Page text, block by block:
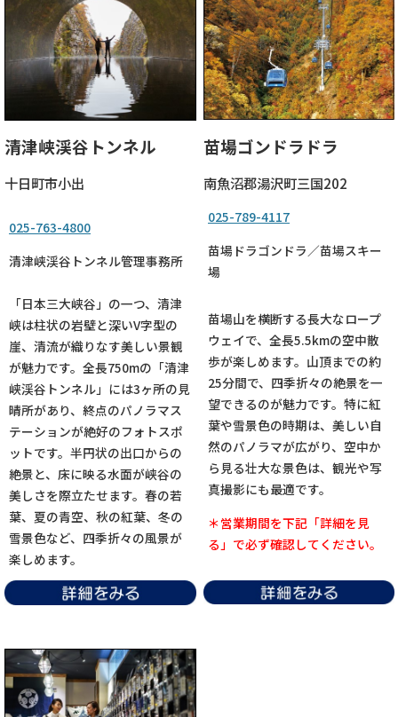
清津峡渓谷トンネル 苗場ゴンドラドラ
十日町市小出 南魚沼郡湯沢町三国202
025-763-4800
清津峡渓谷トンネル管理事務所
025-789-4117
苗場ドラゴンドラ／苗場スキー
場
「日本三大峡谷」の一つ、清津
峡は柱状の岩壁と深いV字型の
崖、清流が織りなす美しい景観
が魅力です。全長750mの「清津
峡渓谷トンネル」には3ヶ所の見
晴所があり、終点のパノラマス
テーションが絶好のフォトスポ
ットです。半円状の出口からの
絶景と、床に映る水面が峡谷の
美しさを際立たせます。春の若
葉、夏の青空、秋の紅葉、冬の
雪景色など、四季折々の風景が
楽しめます。
苗場山を横断する長大なロープ
ウェイで、全長5.5kmの空中散
歩が楽しめます。山頂までの約
25分間で、四季折々の絶景を一
望できるのが魅力です。特に紅
葉や雪景色の時期は、美しい自
然のパノラマが広がり、空中か
ら見る壮大な景色は、観光や写
真撮影にも最適です。
＊営業期間を下記「詳細を見
る」で必ず確認してください。